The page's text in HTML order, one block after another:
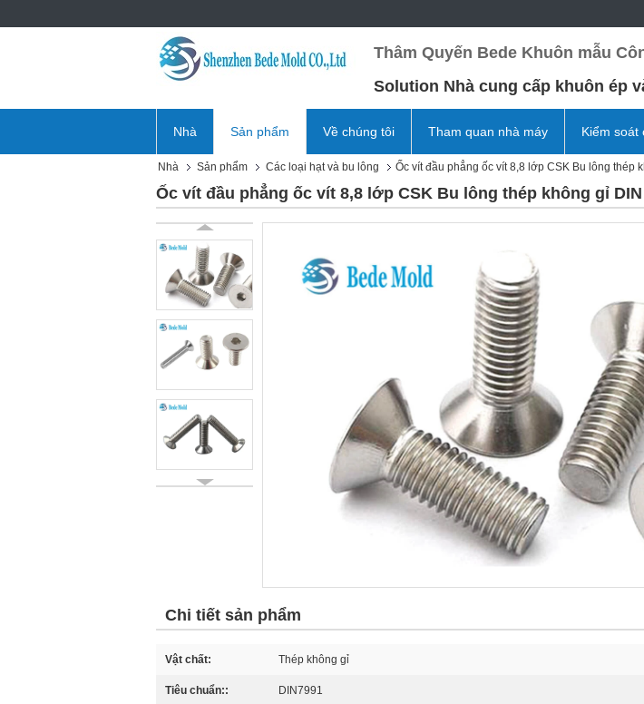
Thâm Quyến Bede Khuôn mẫu
Solution Nhà cung cấp khuôn ép
Nhà Sản phẩm Về chúng tôi Tham quan nhà máy Kiểm soát
Nhà Sản phẩm Các loại hạt và bu lông Ốc vít đầu phẳng ốc vít 8,8 lớp CSK Bu lông thép
Ốc vít đầu phẳng ốc vít 8,8 lớp CSK Bu lông thép không gỉ DIN
Chi tiết sản phẩm
Vật chất: Thép không gỉ
Tiêu chuẩn:: DIN7991